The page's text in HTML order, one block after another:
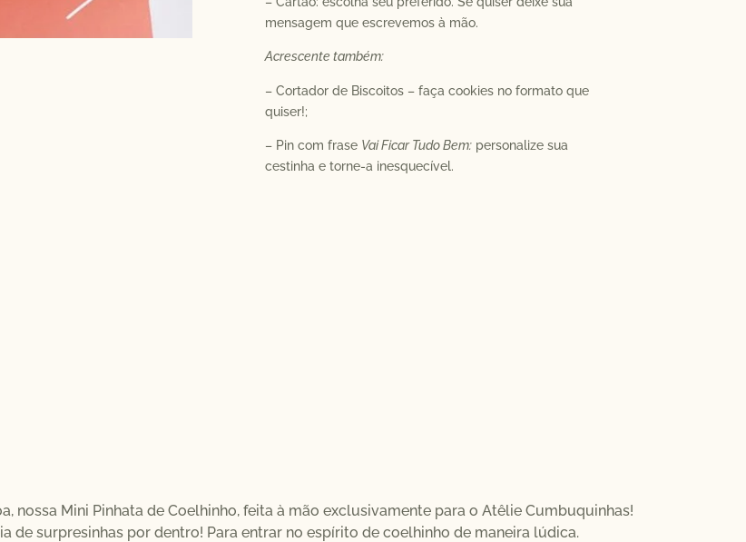
mensagem que escrevemos à mão.
Acrescente também:
– Cortador de Biscoitos – faça cookies no formato que
quiser!;
– Pin com frase Vai Ficar Tudo Bem: personalize sua
cestinha e torne-a inesquecível.
nossa Mini Pinhata de Coelhinho, feita à mão exclusivamente para o Atêlie Cumbuquinhas!
de surpresinhas por dentro! Para entrar no espírito de coelhinho de maneira lúdica.